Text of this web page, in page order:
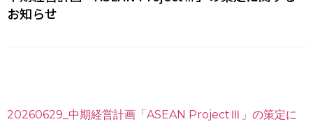
お知らせ
20260629_中期経営計画「ASEAN ProjectⅢ」の策定に